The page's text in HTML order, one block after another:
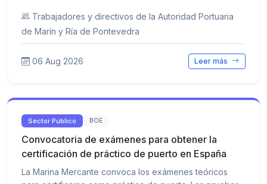
Trabajadores y directivos de la Autoridad Portuaria
de Marín y Ría de Pontevedra
06 Aug 2026 Leer más
Sector Público BOE
Convocatoria de exámenes para obtener la
certificación de práctico de puerto en España
La Marina Mercante convoca los exámenes teóricos